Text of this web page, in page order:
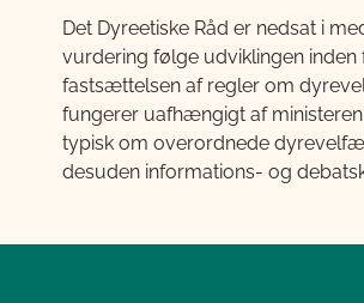
Det Dyreetiske Råd er nedsat i
vurdering følge udviklingen
fastsættelsen af regler om
fungerer uafhængigt af
typisk om overordnede
desuden informations- og